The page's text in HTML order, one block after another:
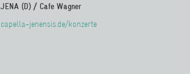
JENA (D) / Cafe Wagner
capella-jenensis.de/konzerte